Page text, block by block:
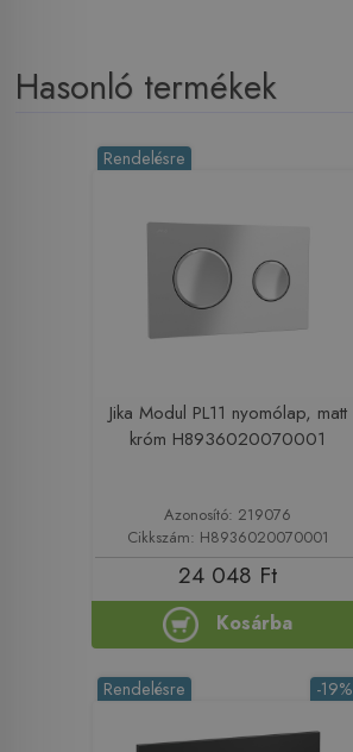
Hasonló termékek
Rendelésre
Jika Modul PL11 nyomólap, matt
króm H8936020070001
Azonosító: 219076
Cikkszám: H8936020070001
24 048 Ft
Kosárba
-19%
Rendelésre